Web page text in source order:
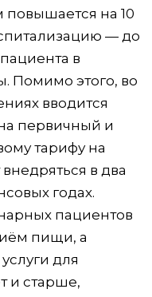
на 10
— до
в
Помимо этого, во
вводится
первичный и
тарифу на
в два
годах.
пациентов
пищи, а
для
и старше,